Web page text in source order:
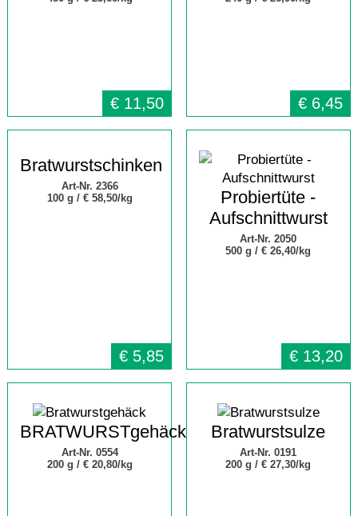
€ 11,50 € 6,45
Bratwurstschinken
Art-Nr. 2366
100 g / € 58,50/kg
€ 5,85
Probiertüte -
Aufschnittwurst
Art-Nr. 2050
500 g /€ 26,40/kg
€ 13,20
BRATWURSTgehäck
Art-Nr. 0554
200 g / € 20,80/kg
Bratwurstsulze
Art-Nr. 0191
200 g /€ 27,30/kg